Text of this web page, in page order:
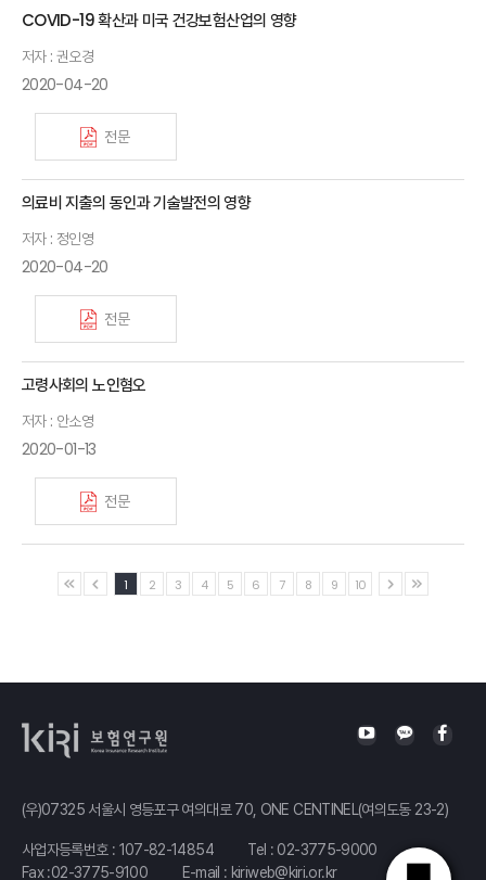
COVID-19 확산과 미국 건강보험산업의 영향
저자 : 권오경
2020-04-20
전문
의료비 지출의 동인과 기술발전의 영향
저자 : 정인영
2020-04-20
전문
고령사회의 노인혐오
저자 : 안소영
2020-01-13
전문
1 2 3 4 5 6 7 8 9 10
(우)07325 서울시 영등포구 여의대로 70, ONE CENTINEL(여의도동 23-2)
사업자등록번호 : 107-82-14854 Tel : 02-3775-9000
Fax :02-3775-9100
E-mail : kiriweb@kiri.or.kr